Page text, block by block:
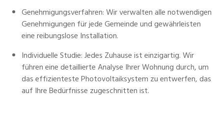
Genehmigungsverfahren: Wir verwalten alle notwendigen
Genehmigungen für jede Gemeinde und gewährleisten
eine reibungslose Installation.
Individuelle Studie: Jedes Zuhause ist einzigartig. Wir
führen eine detaillierte Analyse Ihrer Wohnung durch, um
das effizienteste Photovoltaiksystem zu entwerfen, das
auf Ihre Bedürfnisse zugeschnitten ist.